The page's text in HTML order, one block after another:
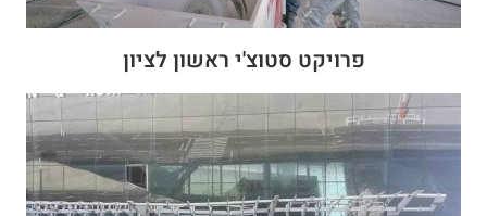
פרויקט סטוצ'י ראשון לציון